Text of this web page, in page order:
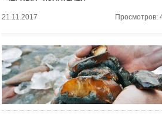
21.11.2017 Просмотров: